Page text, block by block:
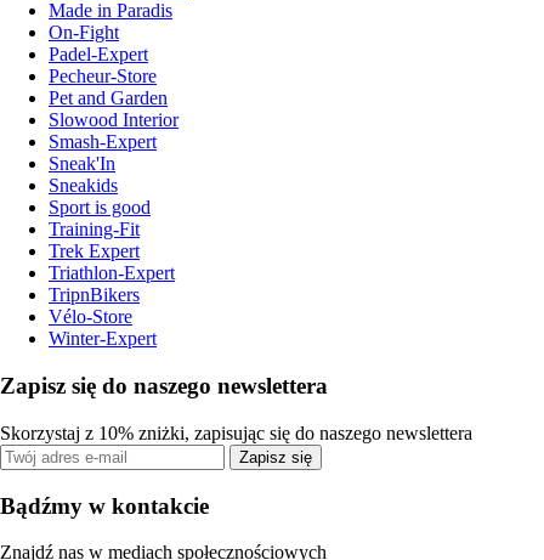
Made in Paradis
On-Fight
Padel-Expert
Pecheur-Store
Pet and Garden
Slowood Interior
Smash-Expert
Sneak'In
Sneakids
Sport is good
Training-Fit
Trek Expert
Triathlon-Expert
TripnBikers
Vélo-Store
Winter-Expert
Zapisz się do naszego newslettera
Skorzystaj z 10% zniżki, zapisując się do naszego newslettera
Zapisz się
Bądźmy w kontakcie
Znajdź nas w mediach społecznościowych